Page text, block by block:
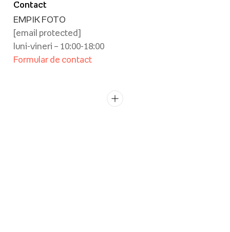
Contact
EMPIK FOTO
[email protected]
luni-vineri – 10:00-18:00
Formular de contact